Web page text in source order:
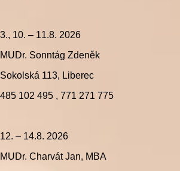
3., 10. – 11.8. 2026
MUDr. Sonntág Zdeněk
Sokolská 113, Liberec
485 102 495 , 771 271 775
12. – 14.8. 2026
MUDr. Charvát Jan, MBA